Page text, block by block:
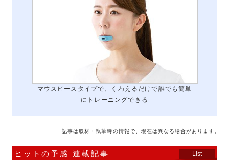
マウスピースタイプで、くわえるだけで誰でも簡単
にトレーニングできる
記事は取材・執筆時の情報で、現在は異なる場合があります。
ヒットの予感 連載記事 List